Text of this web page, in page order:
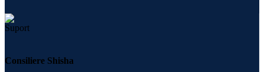
Consiliere Shisha